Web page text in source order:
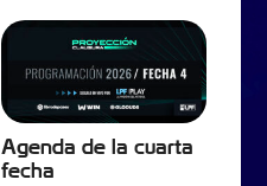
Agenda de la cuarta
fecha